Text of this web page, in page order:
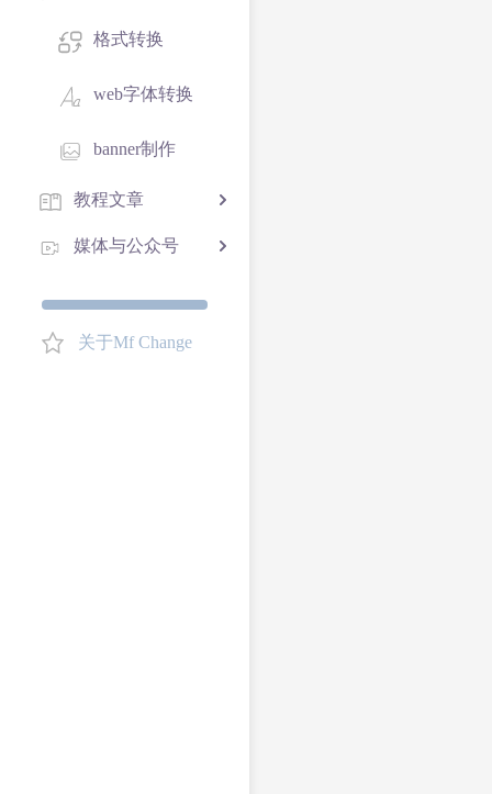
格式转换
web字体转换
banner制作
教程文章
媒体与公众号
关于Mf Change